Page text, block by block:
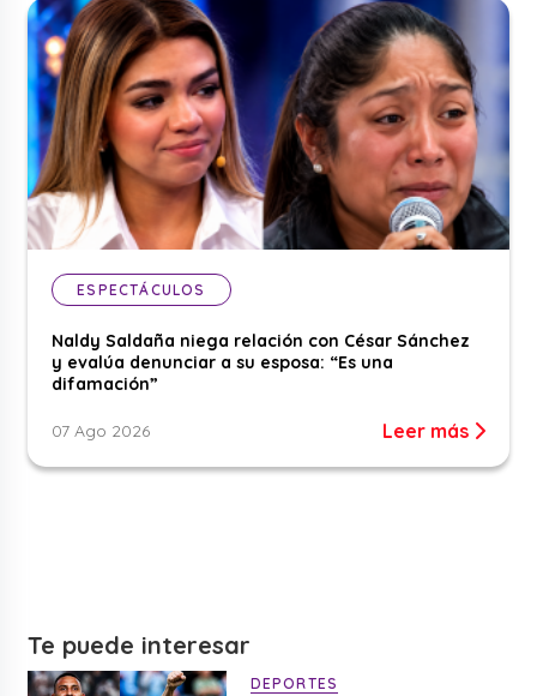
ESPECTÁCULOS
Naldy Saldaña niega relación con César Sánchez
y evalúa denunciar a su esposa: “Es una
difamación”
07 Ago 2026 Leer más
Te puede interesar
DEPORTES